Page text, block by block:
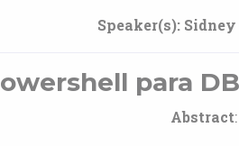
Speaker(s):
para
Abstract: